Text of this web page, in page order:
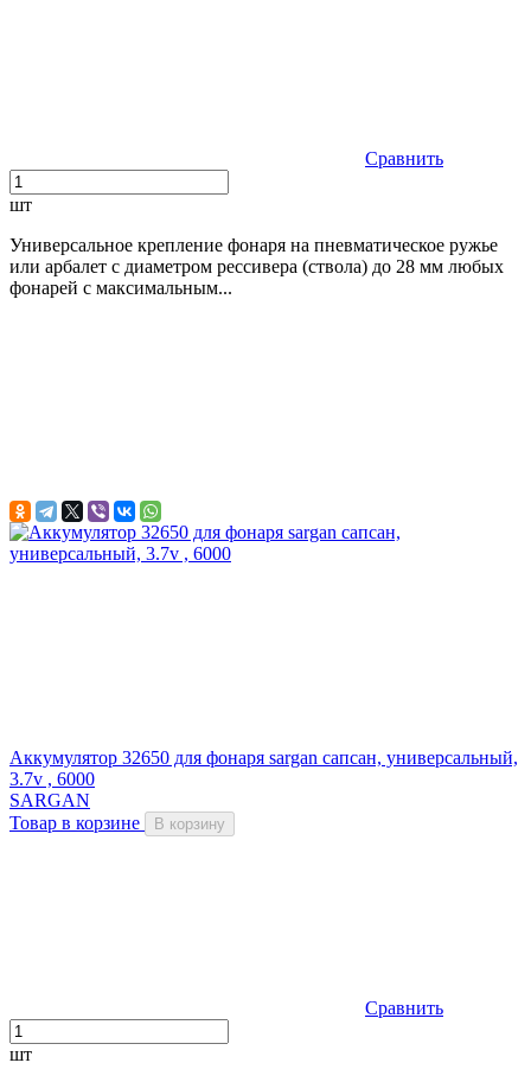
Сравнить
шт
Универсальное крепление фонаря на пневматическое ружье
или арбалет с диаметром рессивера (ствола) до 28 мм любых
фонарей с максимальным...
Аккумулятор 32650 для фонаря sargan сапсан, универсальный,
3.7v , 6000
SARGAN
Товар в корзине
В корзину
Сравнить
шт